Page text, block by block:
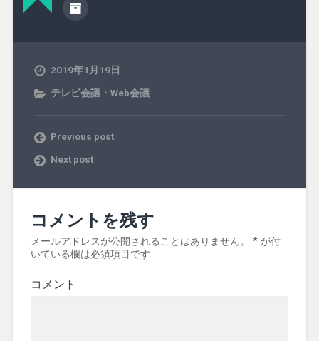
2019年1月19日
テレビ会議・Web会議
Previous post
Next post
コメントを残す
メールアドレスが公開されることはありません。 *が付
いている欄は必須項目です
コメント